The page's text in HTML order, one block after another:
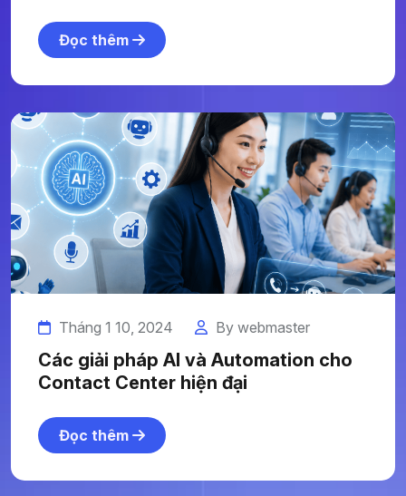
Đọc thêm
Tháng 1 10, 2024 By webmaster
Các giải pháp AI và Automation cho
Contact Center hiện đại
Đọc thêm